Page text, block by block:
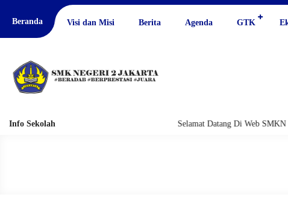
Beranda Visi dan Misi Berita Agenda GTK
Info Sekolah Selamat Datang Di Web SMKN